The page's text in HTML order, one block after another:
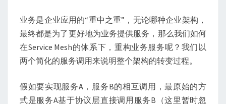
业务是企业应用的“重中之重”，无论哪种企业架构，
最终都是为了更好地为业务提供服务，那么我们如何
在Service Mesh的体系下，重构业务服务呢？我们以
两个简化的服务调用来说明整个架构的转变过程。
假如要实现服务A，服务B的相互调用，最原始的方
式是服务A基于协议层直接调用服务B（这里暂时忽